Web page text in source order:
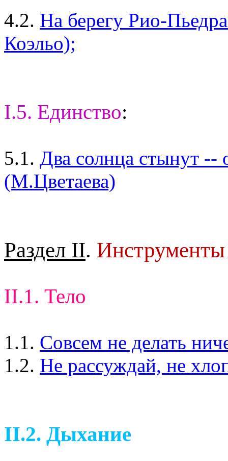
4.2. На берегу Рио-
Коэльо);
I.5. Единство:
5.1. Два солнца стынут
(М.Цветаева)
Раздел II. Инструменты
II.1. Тело
1.1. Совсем не делать
1.2. Не рассуждай, не
II.2. Дыхание